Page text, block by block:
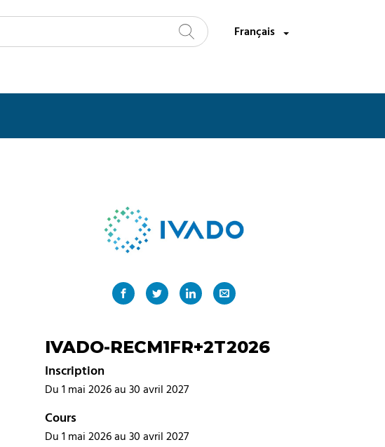
Recherche
Français
IVADO-RECM1FR+2T2026
Inscription
Du 1 mai 2026 au 30 avril 2027
Cours
Du 1 mai 2026 au 30 avril 2027